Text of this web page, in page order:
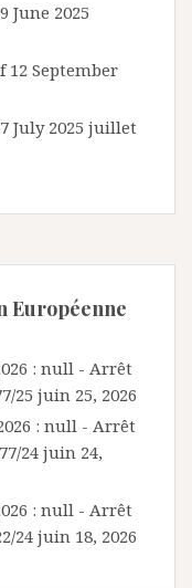
June 2025
12 September
July 2025 juillet
Européenne
: null - Arrêt
25 juin 25, 2026
2026 : null - Arrêt
24 juin 24,
: null - Arrêt
24 juin 18, 2026